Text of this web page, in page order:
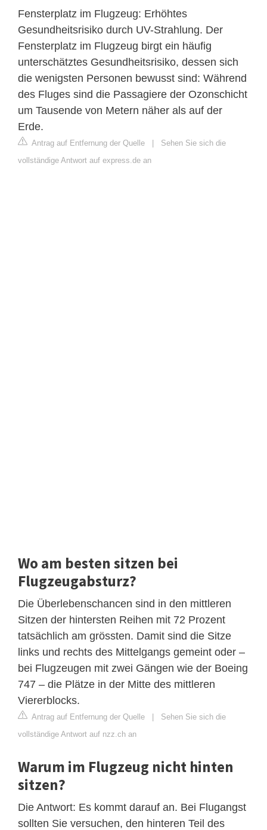
Fensterplatz im Flugzeug: Erhöhtes
Gesundheitsrisiko durch UV-Strahlung. Der
Fensterplatz im Flugzeug birgt ein häufig
unterschätztes Gesundheitsrisiko, dessen sich
die wenigsten Personen bewusst sind: Während
des Fluges sind die Passagiere der Ozonschicht
um Tausende von Metern näher als auf der
Erde.
Antrag auf Entfernung der Quelle | Sehen Sie sich die
vollständige Antwort auf express.de an
Wo am besten sitzen bei
Flugzeugabsturz?
Die Überlebenschancen sind in den mittleren
Sitzen der hintersten Reihen mit 72 Prozent
tatsächlich am grössten. Damit sind die Sitze
links und rechts des Mittelgangs gemeint oder –
bei Flugzeugen mit zwei Gängen wie der Boeing
747 – die Plätze in der Mitte des mittleren
Viererblocks.
Antrag auf Entfernung der Quelle | Sehen Sie sich die
vollständige Antwort auf nzz.ch an
Warum im Flugzeug nicht hinten
sitzen?
Die Antwort: Es kommt darauf an. Bei Flugangst
sollten Sie versuchen, den hinteren Teil des